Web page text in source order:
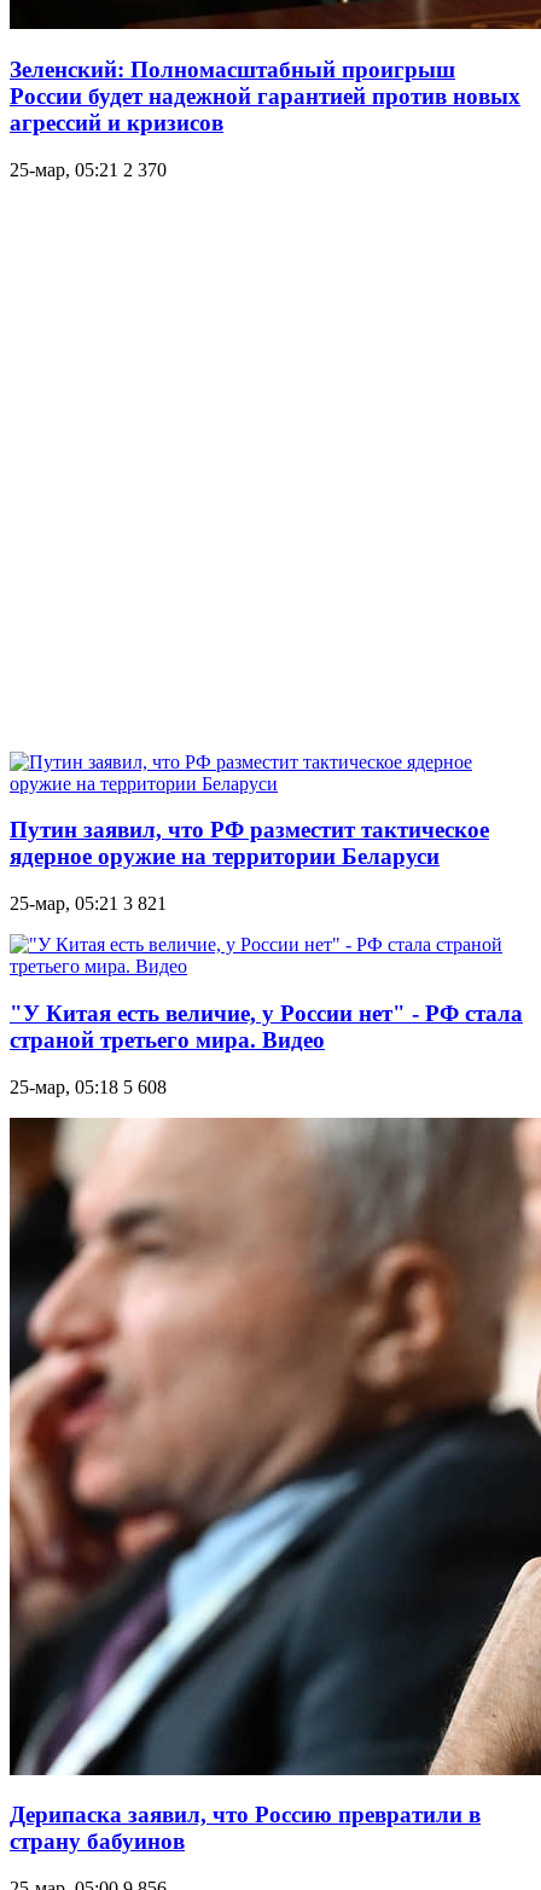
Зеленский: Полномасштабный проигрыш
России будет надежной гарантией против новых
агрессий и кризисов
25-мар, 05:21 2 370
Путин заявил, что РФ разместит тактическое
ядерное оружие на территории Беларуси
25-мар, 05:21 3 821
"У Китая есть величие, у России нет" - РФ стала
страной третьего мира. Видео
25-мар, 05:18 5 608
Дерипаска заявил, что Россию превратили в
страну бабуинов